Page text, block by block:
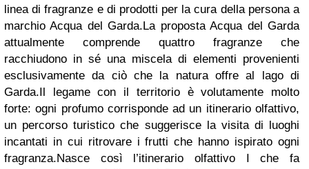
linea di fragranze e di prodotti per la cura della persona a
marchio Acqua del Garda.La proposta Acqua del Garda
attualmente comprende quattro fragranze che
racchiudono in sé una miscela di elementi provenienti
esclusivamente da ciò che la natura offre al lago di
Garda.Il legame con il territorio è volutamente molto
forte: ogni profumo corrisponde ad un itinerario olfattivo,
un percorso turistico che suggerisce la visita di luoghi
incantati in cui ritrovare i frutti che hanno ispirato ogni
fragranza.Nasce così l’itinerario olfattivo I che fa